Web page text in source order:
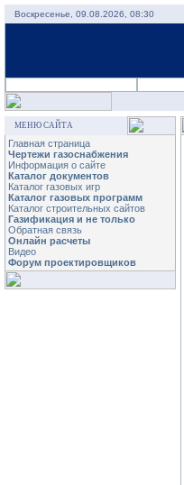
Воскресенье, 09.08.2026, 08:30
МЕНЮ САЙТА
Главная страница
Чертежи газоснабжения
Информация о сайте
Каталог документов
Каталог газовых игр
Каталог газовых программ
Каталог строительных сайтов
Газификация и не только
Обратная связь
Онлайн расчеты
Видео
Форум проектировщиков